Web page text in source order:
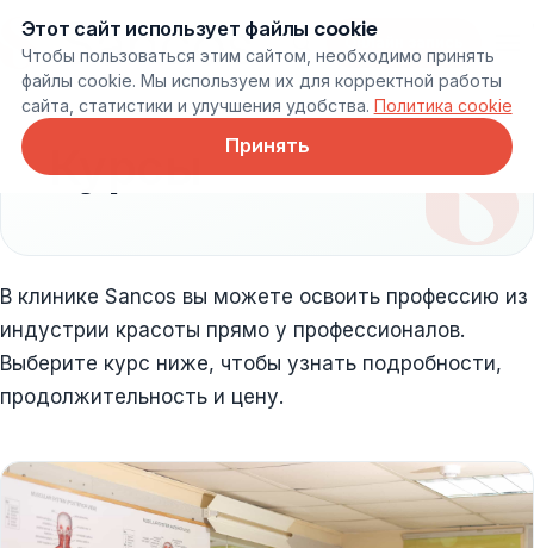
Онлайн запись
Курсы
В клинике Sancos вы можете освоить профессию из
индустрии красоты прямо у профессионалов.
Выберите курс ниже, чтобы узнать подробности,
продолжительность и цену.
Этот сайт использует файлы cookie
Чтобы пользоваться этим сайтом, необходимо принять
файлы cookie. Мы используем их для корректной работы
сайта, статистики и улучшения удобства. Политика cookie
Принять